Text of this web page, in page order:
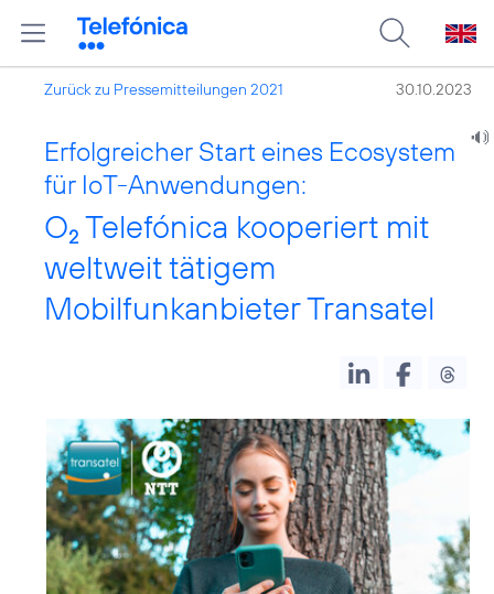
Zurück zu Pressemitteilungen 2021 30.10.2023
Erfolgreicher Start eines Ecosystem
für IoT-Anwendungen:
O2 Telefónica kooperiert mit
weltweit tätigem
Mobilfunkanbieter Transatel